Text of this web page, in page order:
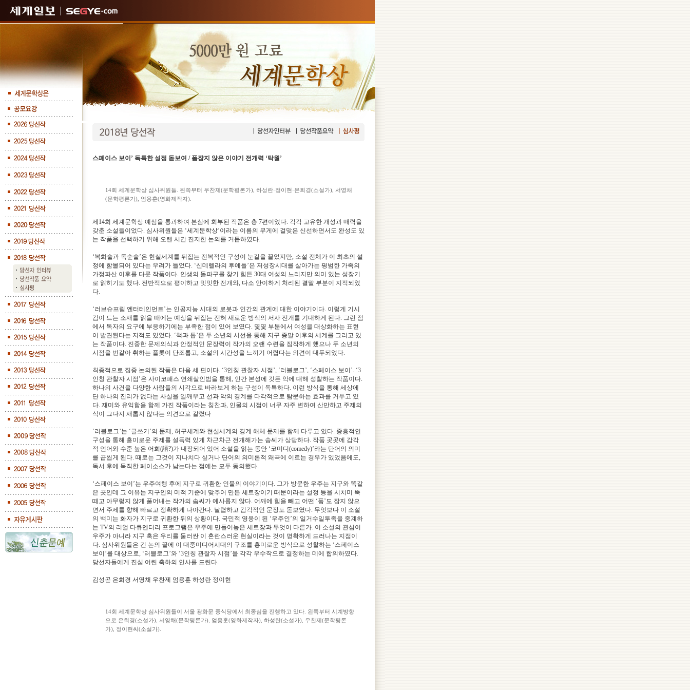
스페이스 보이’ 독특한 설정 돋보여 / 폼잡지 않은 이야기 전개력 ‘탁월’
14회 세계문학상 심사위원들. 왼쪽부터 우찬제(문학평론가), 하성란·정이현·은희경(소설가), 서영채
(문학평론가), 엄용훈(영화제작자).
제14회 세계문학상 예심을 통과하여 본심에 회부된 작품은 총 7편이었다. 각각 고유한 개성과 매력을
갖춘 소설들이었다. 심사위원들은 ‘세계문학상’이라는 이름의 무게에 걸맞은 신선하면서도 완성도 있
는 작품을 선택하기 위해 오랜 시간 진지한 논의를 거듭하였다.
‘복화술과 독순술’은 현실세계를 뒤집는 전복적인 구성이 눈길을 끌었지만, 소설 전체가 이 최초의 설
정에 함몰되어 있다는 우려가 들었다. ‘신데렐라의 후예들’은 저성장시대를 살아가는 평범한 가족의
가정파산 이후를 다룬 작품이다. 인생의 돌파구를 찾기 힘든 30대 여성의 느리지만 의미 있는 성장기
로 읽히기도 했다. 전반적으로 평이하고 밋밋한 전개와, 다소 안이하게 처리된 결말 부분이 지적되었
다.
‘러브슈프림 엔터테인먼트’는 인공지능 시대의 로봇과 인간의 관계에 대한 이야기이다. 이렇게 기시
감이 드는 소재를 읽을 때에는 예상을 뒤집는 전혀 새로운 방식의 서사 전개를 기대하게 된다. 그런 점
에서 독자의 요구에 부응하기에는 부족한 점이 있어 보였다. 몇몇 부분에서 여성을 대상화하는 표현
이 발견된다는 지적도 있었다. ‘책과 톱’은 두 소년의 시선을 통해 지구 종말 이후의 세계를 그리고 있
는 작품이다. 진중한 문제의식과 안정적인 문장력이 작가의 오랜 수련을 짐작하게 했으나 두 소년의
시점을 번갈아 취하는 플롯이 단조롭고, 소설의 시간성을 느끼기 어렵다는 의견이 대두되었다.
최종적으로 집중 논의된 작품은 다음 세 편이다. ‘3인칭 관찰자 시점’, ‘러블로그’, ‘스페이스 보이’. ‘3
인칭 관찰자 시점’은 사이코패스 연쇄살인범을 통해, 인간 본성에 깃든 악에 대해 성찰하는 작품이다.
하나의 사건을 다양한 사람들의 시각으로 바라보게 하는 구성이 독특하다. 이런 방식을 통해 세상에
단 하나의 진리가 없다는 사실을 일깨우고 선과 악의 경계를 다각적으로 탐문하는 효과를 거두고 있
다. 재미와 유익함을 함께 가진 작품이라는 칭찬과, 인물의 시점이 너무 자주 변하여 산만하고 주제의
식이 그다지 새롭지 않다는 의견으로 갈렸다
‘러블로그’는 ‘글쓰기’의 문제, 허구세계와 현실세계의 경계 해체 문제를 함께 다루고 있다. 중층적인
구성을 통해 흥미로운 주제를 설득력 있게 차근차근 전개해가는 솜씨가 상당하다. 작품 곳곳에 감각
적 언어와 수준 높은 어희(語?)가 내장되어 있어 소설을 읽는 동안 ‘코미디(comedy)’라는 단어의 의미
를 곱씹게 된다. 때로는 그것이 지나치다 싶거나 단어의 의미론적 왜곡에 이르는 경우가 있었음에도,
독서 후에 묵직한 페이소스가 남는다는 점에는 모두 동의했다.
‘스페이스 보이’는 우주여행 후에 지구로 귀환한 인물의 이야기이다. 그가 방문한 우주는 지구와 똑같
은 곳인데 그 이유는 지구인의 미적 기준에 맞추어 만든 세트장이기 때문이라는 설정 등을 시치미 뚝
떼고 아무렇지 않게 풀어내는 작가의 솜씨가 예사롭지 않다. 어깨에 힘을 빼고 어떤 ‘폼’도 잡지 않으
면서 주제를 향해 빠르고 정확하게 나아간다. 날렵하고 감각적인 문장도 돋보였다. 무엇보다 이 소설
의 백미는 화자가 지구로 귀환한 뒤의 상황이다. 국민적 영웅이 된 ‘우주인’의 일거수일투족을 중계하
는 TV의 리얼 다큐멘터리 프로그램은 우주에 만들어놓은 세트장과 무엇이 다른가. 이 소설의 관심이
우주가 아니라 지구 혹은 우리를 둘러싼 이 혼란스러운 현실이라는 것이 명확하게 드러나는 지점이
다. 심사위원들은 긴 논의 끝에 이 대중미디어시대의 구조를 흥미로운 방식으로 성찰하는 ‘스페이스
보이’를 대상으로, ‘러블로그’와 ‘3인칭 관찰자 시점’을 각각 우수작으로 결정하는 데에 합의하였다.
당선자들에게 진심 어린 축하의 인사를 드린다.
김성곤 은희경 서영채 우찬제 엄용훈 하성란 정이현
14회 세계문학상 심사위원들이 서울 광화문 중식당에서 최종심을 진행하고 있다. 왼쪽부터 시계방향
으로 은희경(소설가), 서영채(문학평론가), 엄용훈(영화제작자), 하성란(소설가), 우찬제(문학평론
가), 정이현씨(소설가).